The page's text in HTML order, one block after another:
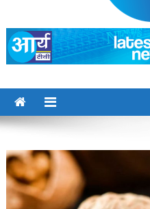
Arya TV